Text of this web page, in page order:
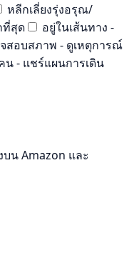
หลีกเลี่ยงรุ่งอรุณ/
ที่สุด
อยู่ในเส้นทาง -
สอบสภาพ - ดูเหตุการณ์
น - แชร์แผนการเดิน
น Amazon และ